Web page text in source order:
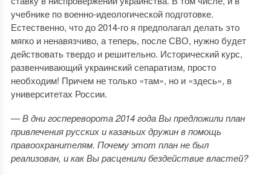
учебнике по военно-идеологической подготовке.
Естественно, что до 2014-го я предполагал делать это
мягко и ненавязчиво, а теперь, после СВО, нужно будет
действовать твердо и решительно. Исторический курс,
развенчивающий украинский сепаратизм, просто
необходим! Причем не только «там», но и «здесь», в
университетах России.
— В дни госпереворота 2014 года Вы предложили план
привлечения русских и казачьих дружин в помощь
правоохранителям. Почему этот план не был
реализован, и как Вы расценили бездействие властей?